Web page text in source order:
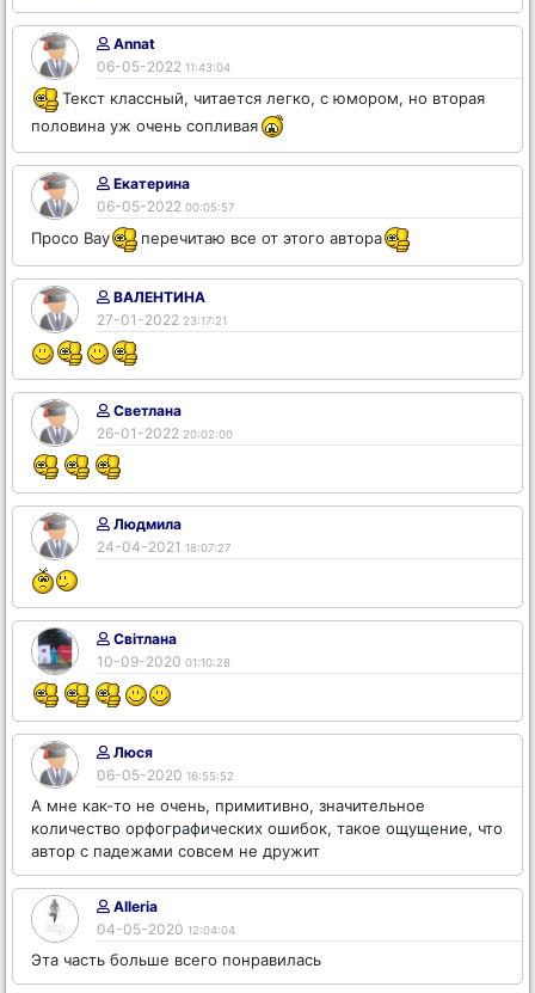
Annat
06-05-2022 11:43:04
Текст классный, читается легко, с юмором, но вторая
половина уж очень сопливая
Екатерина
06-05-2022 00:05:57
Просо Вау перечитаю все от этого автора
ВАЛЕНТИНА
27-01-2022 23:17:21
Светлана
26-01-2022 20:02:00
Людмила
24-04-2021 18:07:27
Світлана
10-09-2020 01:10:28
Люся
06-05-2020 16:55:52
А мне как-то не очень, примитивно, значительное
количество орфографических ошибок, такое ощущение, что
автор с падежами совсем не дружит
Alleria
04-05-2020 12:04:04
Эта часть больше всего понравилась